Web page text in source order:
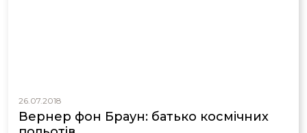
26.07.2018
Вернер фон Браун: батько космічних